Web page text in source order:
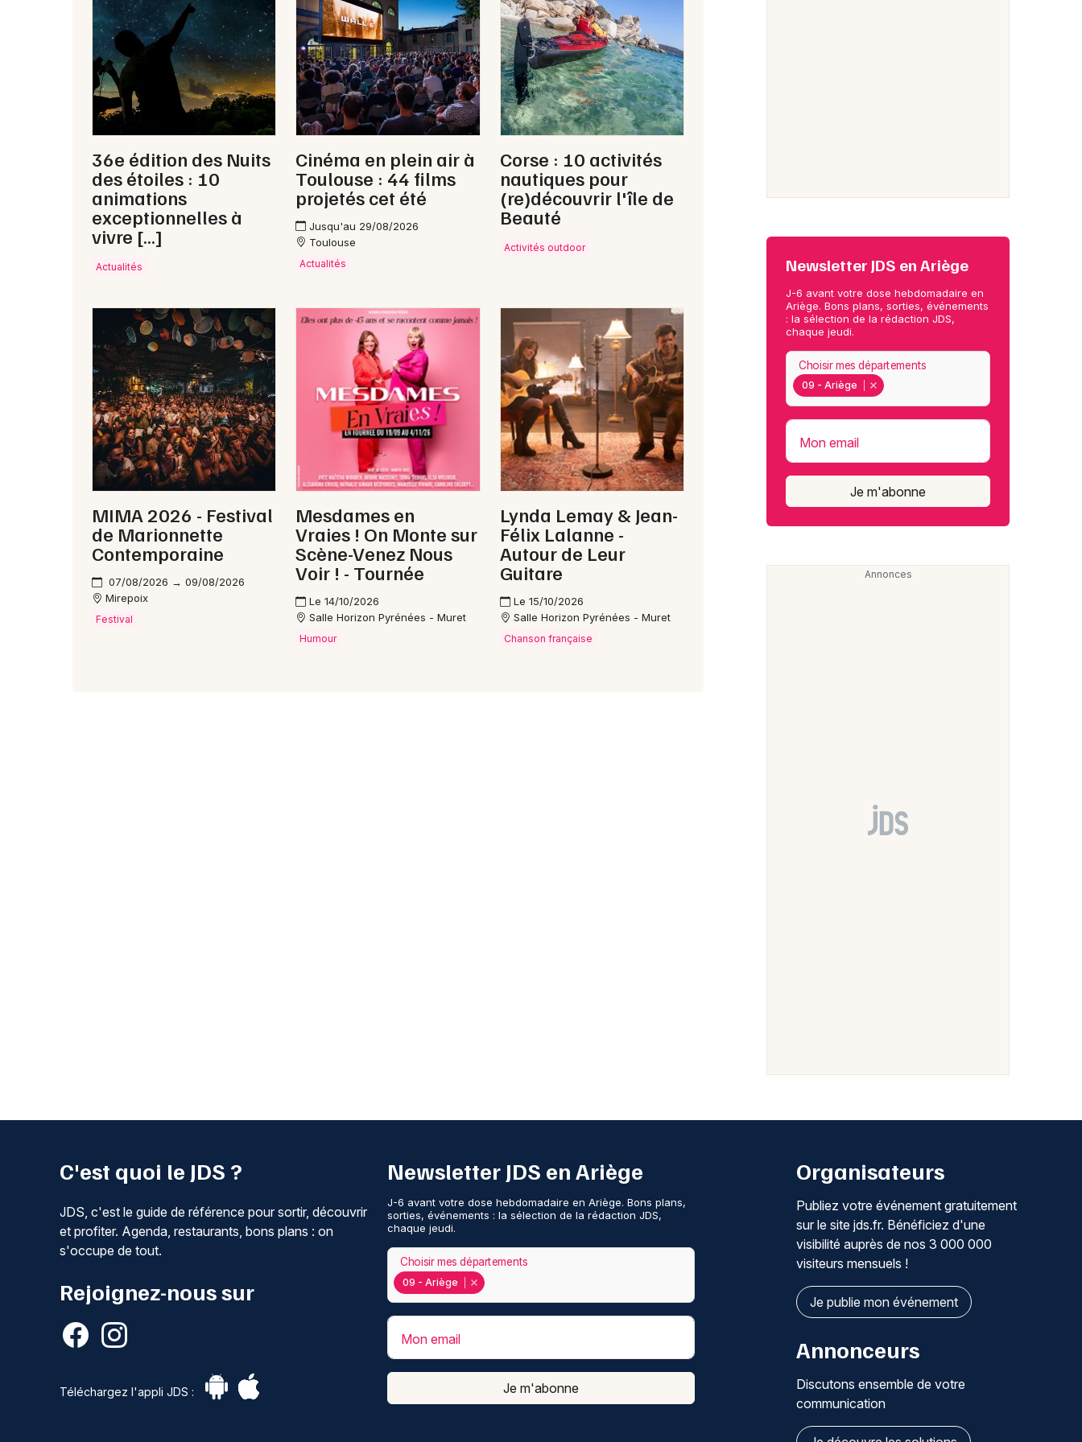
Newsletter des sorties
Artistes en tournée
Actus en Ariège
Magazine en Ariège
Choisir mes départements
Mon email
Je m'abonne
36e édition des Nuits
des étoiles : 10
animations
exceptionnelles à
vivre […]
Actualités
Cinéma en plein air à
Toulouse : 44 films
projetés cet été
Jusqu'au 29/08/2026
Toulouse
Actualités
Corse : 10 activités
nautiques pour
(re)découvrir l'île de
Beauté
Activités outdoor
MIMA 2026 - Festival
de Marionnette
Contemporaine
07/08/2026 → 09/08/2026
Mirepoix
Festival
Mesdames en
Vraies ! On Monte sur
Scène-Venez Nous
Voir ! - Tournée
Le 14/10/2026
Salle Horizon Pyrénées - Muret
Humour
Lynda Lemay & Jean-
Félix Lalanne -
Autour de Leur
Guitare
Le 15/10/2026
Salle Horizon Pyrénées - Muret
Chanson française
Newsletter JDS en Ariège
J-6 avant votre dose hebdomadaire en
Ariège. Bons plans, sorties, événements
: la sélection de la rédaction JDS,
chaque jeudi.
09 - Ariège
Choisir mes départements
Mon email
Je m'abonne
C'est quoi le JDS ?
JDS, c'est le guide de référence pour sortir, découvrir
et profiter. Agenda, restaurants, bons plans : on
s'occupe de tout.
Rejoignez-nous sur
Téléchargez l'appli JDS :
Newsletter JDS en Ariège
J-6 avant votre dose hebdomadaire en Ariège. Bons plans,
sorties, événements : la sélection de la rédaction JDS,
chaque jeudi.
09 - Ariège
Choisir mes départements
Mon email
Je m'abonne
Organisateurs
Publiez votre événement gratuitement
sur le site jds.fr. Bénéficiez d'une
visibilité auprès de nos 3 000 000
visiteurs mensuels !
Je publie mon événement
Annonceurs
Discutons ensemble de votre
communication